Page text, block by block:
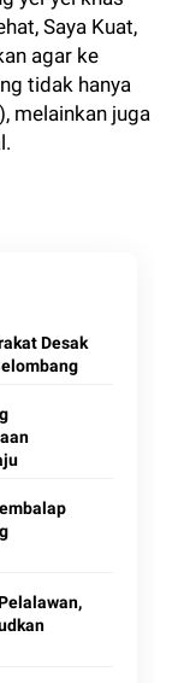
Saya Kuat,
agar ke
tidak hanya
melainkan juga
Desak